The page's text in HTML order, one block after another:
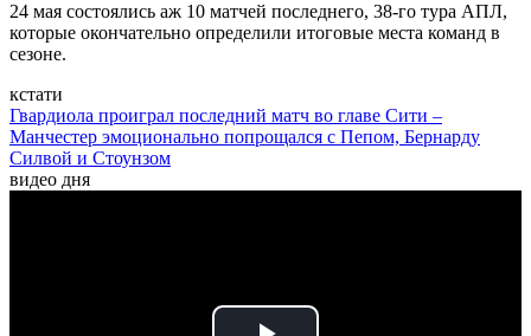
24 мая состоялись аж 10 матчей последнего, 38-го тура АПЛ,
которые окончательно определили итоговые места команд в
сезоне.
кстати
Гвардиола проиграл последний матч во главе Сити –
Манчестер эмоционально попрощался с Пепом, Бернарду
Силвой и Стоунзом
видео дня